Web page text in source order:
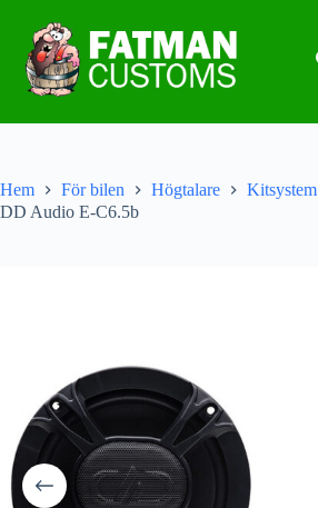
Hem För bilen Högtalare Kitsystem
DD Audio E-C6.5b